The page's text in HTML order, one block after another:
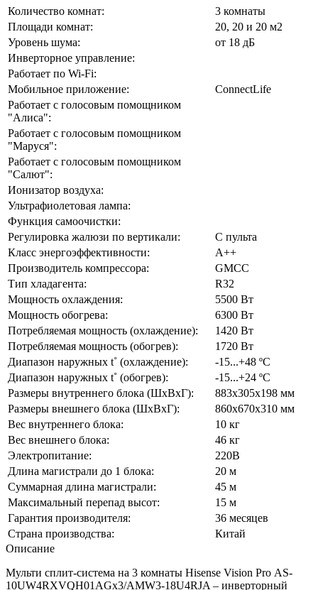
Количество комнат:
3 комнаты
Площади комнат:
20, 20 и 20 м2
Уровень шума:
от 18 дБ
Инверторное управление:
Работает по Wi-Fi:
Мобильное приложение:
ConnectLife
Работает с голосовым помощником
"Алиса":
Работает с голосовым помощником
"Маруся":
Работает с голосовым помощником
"Салют":
Ионизатор воздуха:
Ультрафиолетовая лампа:
Функция самоочистки:
Регулировка жалюзи по вертикали:
С пульта
Класс энергоэффективности:
А++
Производитель компрессора:
GMCC
Тип хладагента:
R32
Мощность охлаждения:
5500 Вт
Мощность обогрева:
6300 Вт
Потребляемая мощность (охлаждение):
1420 Вт
Потребляемая мощность (обогрев):
1720 Вт
Диапазон наружных t˚ (охлаждение):
-15...+48 ºС
Диапазон наружных t˚ (обогрев):
-15...+24 ºC
Размеры внутреннего блока (ШхВхГ):
883х305х198 мм
Размеры внешнего блока (ШхВхГ):
860х670х310 мм
Вес внутреннего блока:
10 кг
Вес внешнего блока:
46 кг
Электропитание:
220В
Длина магистрали до 1 блока:
20 м
Суммарная длина магистрали:
45 м
Максимальный перепад высот:
15 м
Гарантия производителя:
36 месяцев
Страна производства:
Китай
Описание
Мульти сплит-система на 3 комнаты Hisense Vision Pro AS-
10UW4RXVQH01AGх3/AMW3-18U4RJA – инверторный